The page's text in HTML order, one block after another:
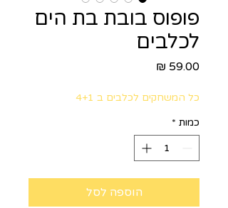
פופוס בובת בת הים
לכלבים
כל המשחקים לכלבים ב 4+1
כמות *
הוספה לסל